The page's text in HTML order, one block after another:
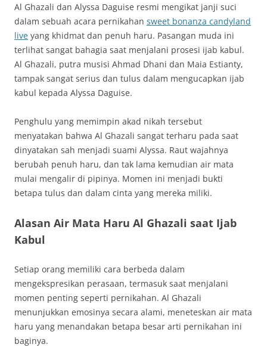
Al Ghazali dan Alyssa Daguise resmi mengikat janji suci
dalam sebuah acara pernikahan sweet bonanza candyland
live yang khidmat dan penuh haru. Pasangan muda ini
terlihat sangat bahagia saat menjalani prosesi ijab kabul.
Al Ghazali, putra musisi Ahmad Dhani dan Maia Estianty,
tampak sangat serius dan tulus dalam mengucapkan ijab
kabul kepada Alyssa Daguise.
Penghulu yang memimpin akad nikah tersebut
menyatakan bahwa Al Ghazali sangat terharu pada saat
dinyatakan sah menjadi suami Alyssa. Raut wajahnya
berubah penuh haru, dan tak lama kemudian air mata
mulai mengalir di pipinya. Momen ini menjadi bukti
betapa tulus dan dalam cinta yang mereka miliki.
Alasan Air Mata Haru Al Ghazali saat Ijab
Kabul
Setiap orang memiliki cara berbeda dalam
mengekspresikan perasaan, termasuk saat menjalani
momen penting seperti pernikahan. Al Ghazali
menunjukkan emosinya secara alami, meneteskan air mata
haru yang menandakan betapa besar arti pernikahan ini
baginya.